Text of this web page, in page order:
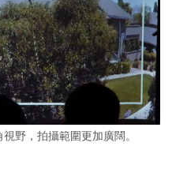
野，拍攝範圍更加廣闊。